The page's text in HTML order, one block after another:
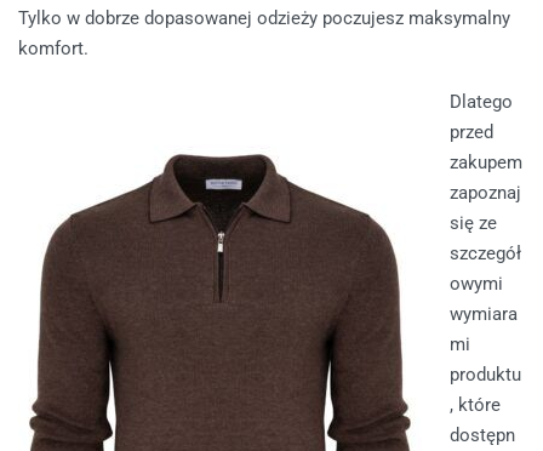
Tylko w dobrze dopasowanej odzieży poczujesz maksymalny
komfort.
Dlatego
przed
zakupem
zapoznaj
się ze
szczegół
owymi
wymiara
mi
produktu
, które
dostępn